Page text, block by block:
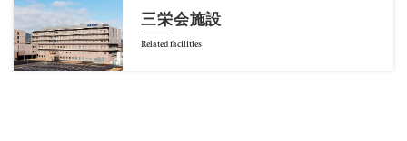
三栄会施設
Related facilities